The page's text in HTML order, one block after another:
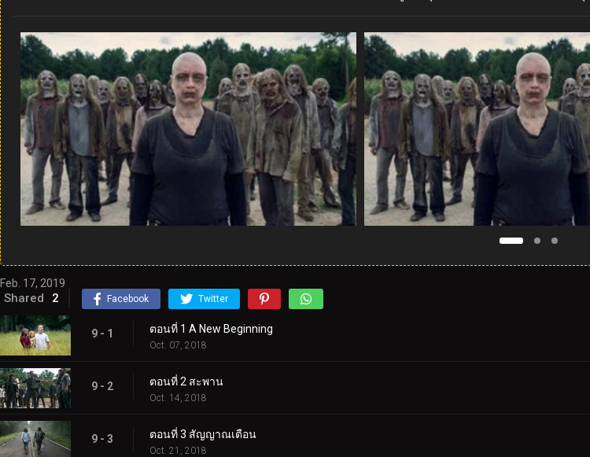
Feb. 17, 2019
Shared 2 Facebook Twitter
9 - 1 ตอนที่ 1 A New Beginning
Oct. 07, 2018
9 - 2 ตอนที่ 2 สะพาน
Oct. 14, 2018
9 - 3 ตอนที่ 3 สัญญาณเตือน
Oct. 21, 2018